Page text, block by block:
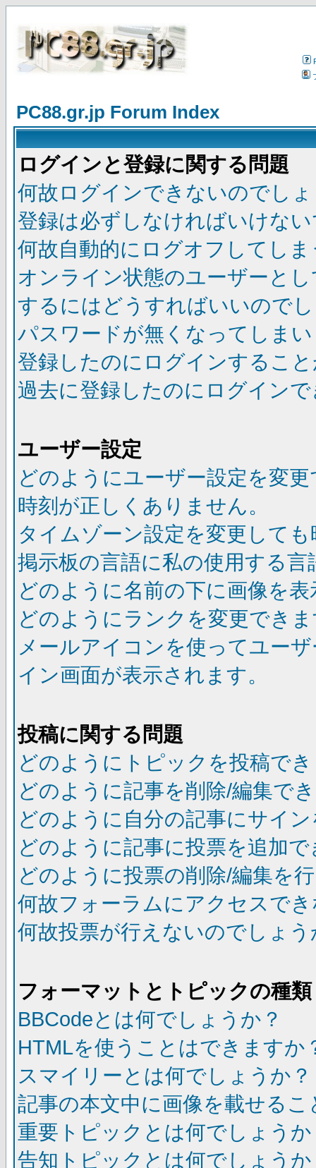
PC88.gr.jp Forum Index
ログインと登録に関する問題
何故ログインできないのでし
登録は必ずしなければいけな
何故自動的にログオフしてし
オンライン状態のユーザーと
するにはどうすればいいので
パスワードが無くなってしま
登録したのにログインするこ
過去に登録したのにログイン
ユーザー設定
どのようにユーザー設定を変
時刻が正しくありません。
タイムゾーン設定を変更して
掲示板の言語に私の使用する
どのように名前の下に画像を
どのようにランクを変更でき
メールアイコンを使ってユー
イン画面が表示されます。
投稿に関する問題
どのようにトピックを投稿で
どのように記事を削除/編集で
どのように自分の記事にサイ
どのように記事に投票を追加
どのように投票の削除/編集を
何故フォーラムにアクセスで
何故投票が行えないのでしょう
フォーマットとトピックの種類
BBCodeとは何でしょうか？
HTMLを使うことはできますか
スマイリーとは何でしょうか？
記事の本文中に画像を載せる
重要トピックとは何でしょうか
告知トピックとは何でしょうか